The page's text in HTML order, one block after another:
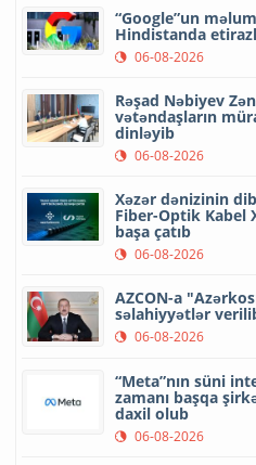
“Google”un
Hindistanda
06-08-2026
Rəşad Nəbiyev
vətəndaşların
dinləyib
06-08-2026
Xəzər dənizinin
Fiber-Optik Kabel
başa çatıb
06-08-2026
AZCON-a
səlahiyyətlər
06-08-2026
“Meta”nın süni
zamanı başqa
daxil olub
06-08-2026